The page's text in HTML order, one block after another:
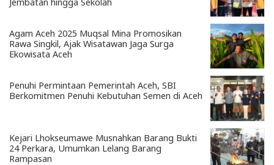
Agam Aceh 2025 Muqsal Mina Promosikan
Rawa Singkil, Ajak Wisatawan Jaga Surga
Ekowisata Aceh
Penuhi Permintaan Pemerintah Aceh, SBI
Berkomitmen Penuhi Kebutuhan Semen di Aceh
Kejari Lhokseumawe Musnahkan Barang Bukti
24 Perkara, Umumkan Lelang Barang
Rampasan